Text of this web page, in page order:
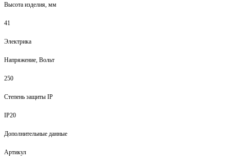
Высота изделия, мм
41
Электрика
Напряжение, Вольт
250
Степень защиты IP
IP20
Дополнительные данные
Артикул